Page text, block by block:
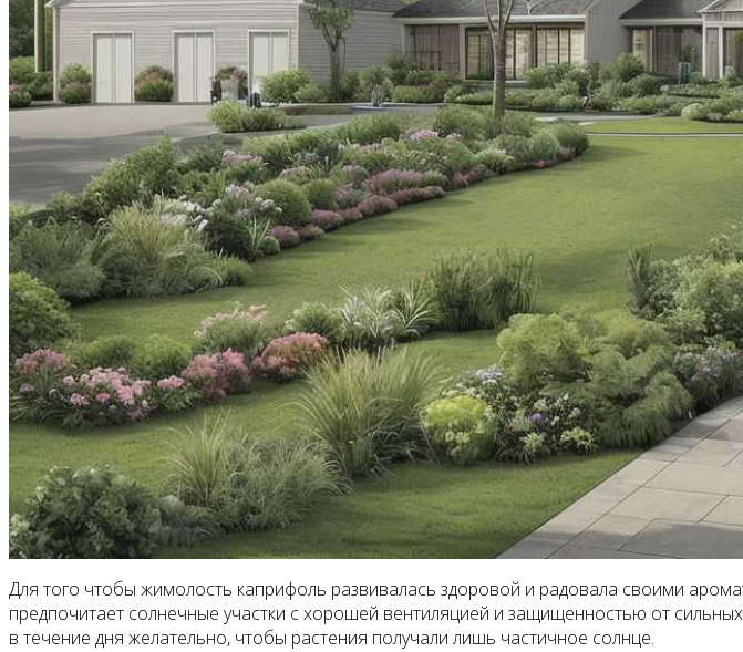
Для того чтобы жимолость каприфоль развивалась здоровой и радовала своими
предпочитает солнечные участки с хорошей вентиляцией и защищенностью от
в течение дня желательно, чтобы растения получали лишь частичное солнце.